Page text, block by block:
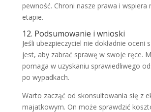
pewność. Chroni nasze prawa i wspiera
etapie.
12. Podsumowanie i wnioski
Jeśli ubezpieczyciel nie dokładnie oceni
jest, aby zabrać sprawę w swoje ręce.
pomaga w uzyskaniu sprawiedliwego
po wypadkach.
Warto zacząć od skonsultowania się z
majatkowym. On może sprawdzić